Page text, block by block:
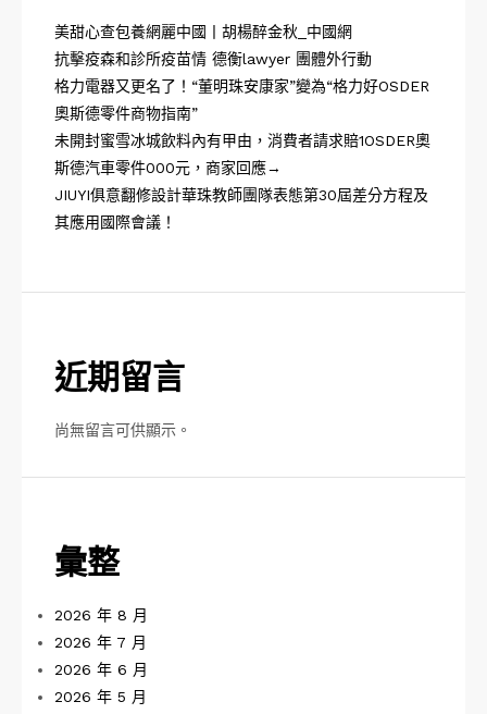
美甜心查包養網麗中國丨胡楊醉金秋_中國網
抗擊疫森和診所疫苗情 德衡lawyer 團體外行動
格力電器又更名了！“董明珠安康家”變為“格力好OSDER
奧斯德零件商物指南”
未開封蜜雪冰城飲料內有甲由，消費者請求賠1OSDER奧
斯德汽車零件000元，商家回應→
JIUYI俱意翻修設計華珠教師團隊表態第30屆差分方程及
其應用國際會議！
近期留言
尚無留言可供顯示。
彙整
2026 年 8 月
2026 年 7 月
2026 年 6 月
2026 年 5 月